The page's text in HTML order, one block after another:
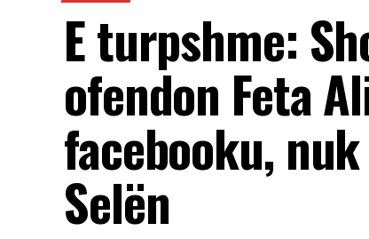
E turpshme:
ofendon Feta
facebooku,
Selën